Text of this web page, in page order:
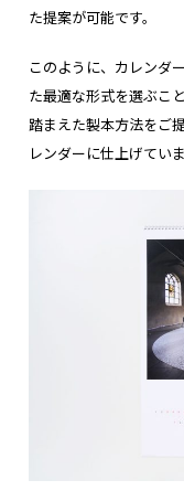
た提案が可能です。
このように、カレンダ
た最適な形式を選ぶこ
踏まえた製本方法をご
レンダーに仕上げていま